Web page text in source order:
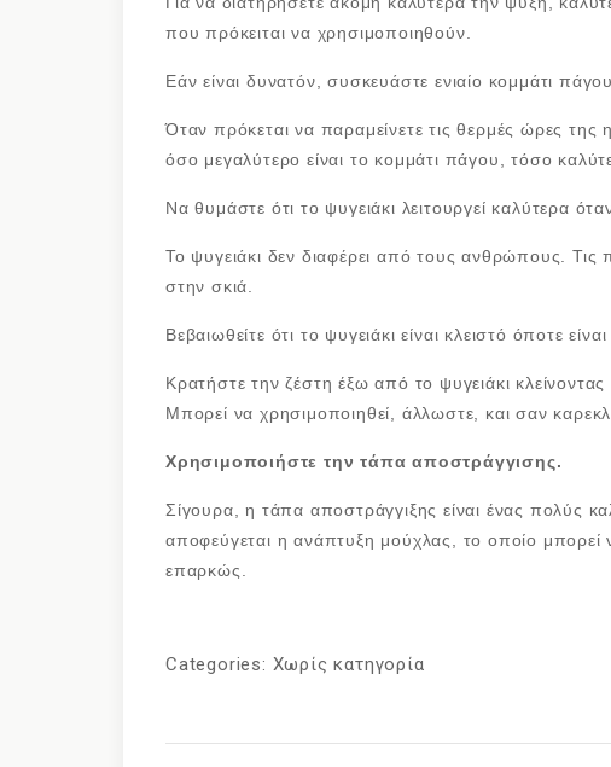
που πρόκειται να χρησιμοποιηθούν.
Εάν είναι δυνατόν, συσκευάστε ενιαίο κομμάτι
Όταν πρόκεται να παραμείνετε τις θερμές ώρες της
όσο μεγαλύτερο είναι το κομμάτι πάγου, τόσο
Να θυμάστε ότι το ψυγειάκι λειτουργεί καλύτερα
Το ψυγειάκι δεν διαφέρει από τους ανθρώπους. Τις
στην σκιά.
Βεβαιωθείτε ότι το ψυγειάκι είναι κλειστό όποτε
Κρατήστε την ζέστη έξω από το ψυγειάκι
Μπορεί να χρησιμοποιηθεί, άλλωστε, και σαν
Χρησιμοποιήστε την τάπα αποστράγγισης.
Σίγουρα, η τάπα αποστράγγιξης είναι ένας πολύς
αποφεύγεται η ανάπτυξη μούχλας, το οποίο μπορεί
επαρκώς.
Categories: Χωρίς κατηγορία